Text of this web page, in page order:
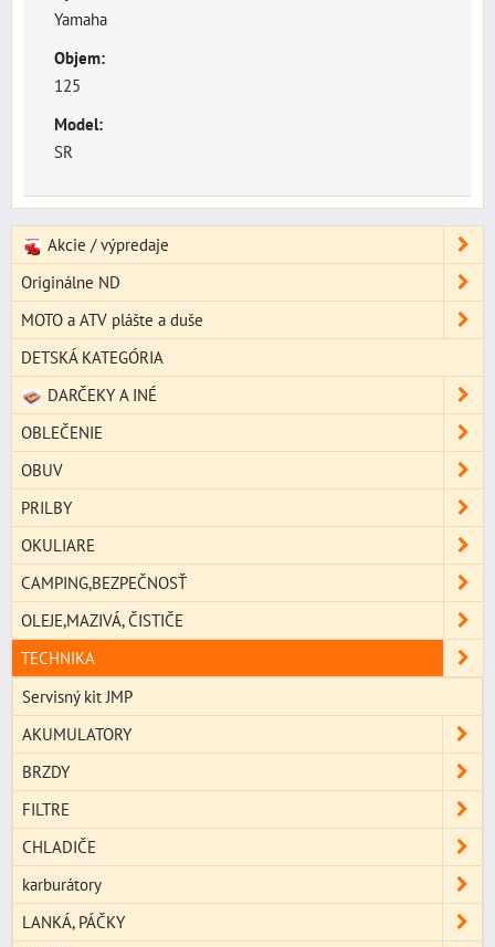
Yamaha
Objem:
125
Model:
SR
Akcie / výpredaje
Originálne ND
MOTO a ATV plášte a duše
DETSKÁ KATEGÓRIA
DARČEKY A INÉ
OBLEČENIE
OBUV
PRILBY
OKULIARE
CAMPING,BEZPEČNOSŤ
OLEJE,MAZIVÁ, ČISTIČE
TECHNIKA
Servisný kit JMP
AKUMULATORY
BRZDY
FILTRE
CHLADIČE
karburátory
LANKÁ, PÁČKY